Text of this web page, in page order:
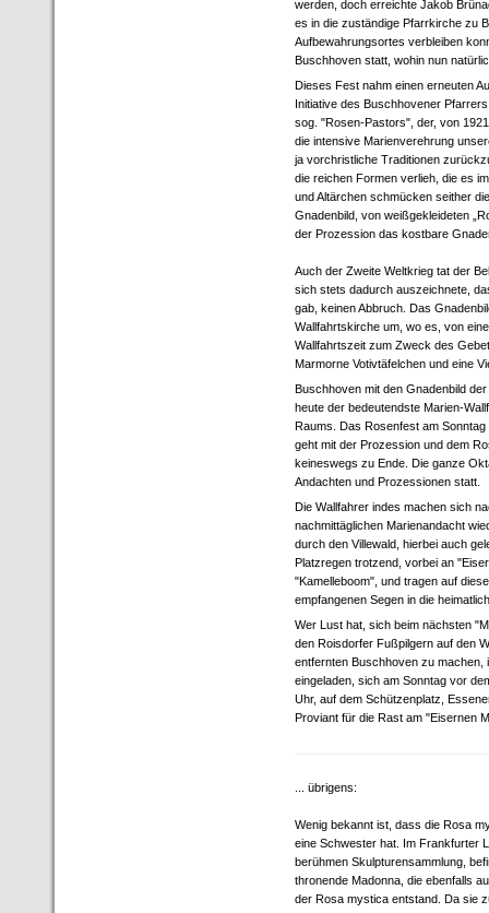
werden, doch erreichte Jakob
es in die zuständige Pfarrkirche zu
Aufbewahrungsortes verbleiben
Buschhoven statt, wohin nun
Dieses Fest nahm einen erneuten
Initiative des Buschhovener
sog. "Rosen-Pastors", der, von
die intensive Marienverehrung
ja vorchristliche Traditionen
die reichen Formen verlieh, die es
und Altärchen schmücken seither
Gnadenbild, von weißgekleideten
der Prozession das kostbare
Auch der Zweite Weltkrieg tat der
sich stets dadurch auszeichnete,
gab, keinen Abbruch. Das
Wallfahrtskirche um, wo es, von
Wallfahrtszeit zum Zweck des
Marmorne Votivtäfelchen und eine
Buschhoven mit den Gnadenbild
heute der bedeutendste Marien-
Raums. Das Rosenfest am
geht mit der Prozession und dem
keineswegs zu Ende. Die ganze
Andachten und Prozessionen statt.
Die Wallfahrer indes machen sich
nachmittäglichen Marienandacht
durch den Villewald, hierbei auch
Platzregen trotzend, vorbei an
"Kamelleboom", und tragen auf
empfangenen Segen in die
Wer Lust hat, sich beim nächsten
den Roisdorfer Fußpilgern auf den
entfernten Buschhoven zu machen,
eingeladen, sich am Sonntag vor
Uhr, auf dem Schützenplatz,
Proviant für die Rast am "Eisernen
... übrigens:
Wenig bekannt ist, dass die Rosa
eine Schwester hat. Im Frankfurter
berühmen Skulpturensammlung,
thronende Madonna, die ebenfalls
der Rosa mystica entstand. Da sie